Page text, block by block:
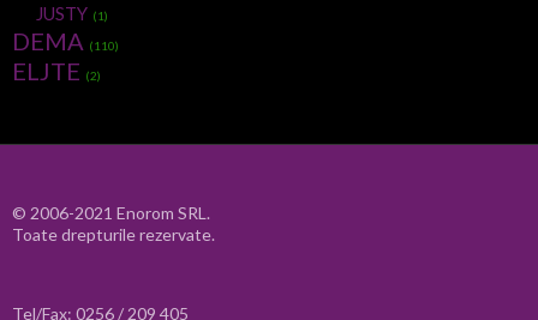
JUSTY (1)
DEMA (110)
ELJTE (2)
© 2006-2021 Enorom SRL.
Toate drepturile rezervate.
Tel/Fax: 0256 / 209 405